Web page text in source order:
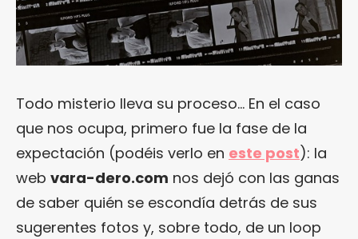
Todo misterio lleva su proceso… En el caso
que nos ocupa, primero fue la fase de la
expectación (podéis verlo en este post): la
web vara-dero.com nos dejó con las ganas
de saber quién se escondía detrás de sus
sugerentes fotos y, sobre todo, de un loop